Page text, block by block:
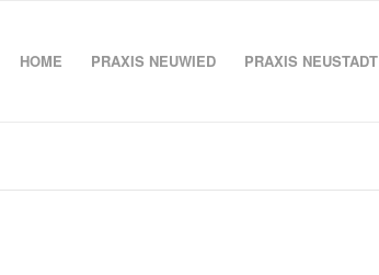
HOME PRAXIS NEUWIED PRAXIS NEUSTADT